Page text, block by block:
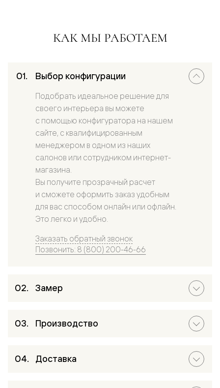
КАК МЫ РАБОТАЕМ
Выбор конфигурации
Подобрать идеальное решение для
своего интерьера вы можете
с помощью конфигуратора на нашем
сайте, с квалифицированным
менеджером в одном из наших
салонов или сотрудником интернет-
магазина.
Вы получите прозрачный расчет
и сможете оформить заказ удобным
для вас способом онлайн или офлайн.
Это легко и удобно.
Заказать обратный звонок
Позвонить: 8 (800) 200-46-66
Замер
Производство
Доставка